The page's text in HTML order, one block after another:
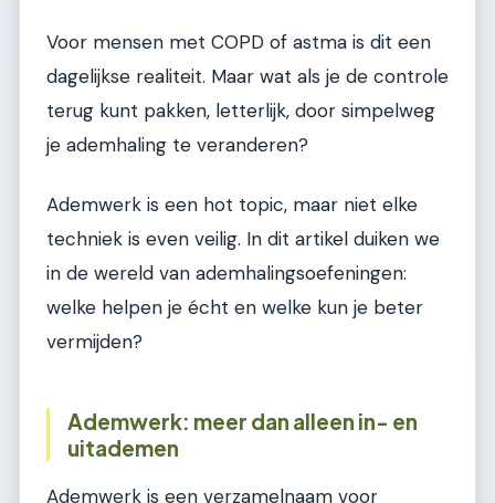
Voor mensen met COPD of astma is dit een
dagelijkse realiteit. Maar wat als je de controle
terug kunt pakken, letterlijk, door simpelweg
je ademhaling te veranderen?
Ademwerk is een hot topic, maar niet elke
techniek is even veilig. In dit artikel duiken we
in de wereld van ademhalingsoefeningen:
welke helpen je écht en welke kun je beter
vermijden?
Ademwerk: meer dan alleen in- en
uitademen
Ademwerk is een verzamelnaam voor